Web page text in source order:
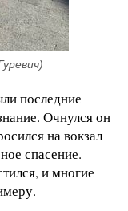
последние
Очнулся он
на вокзал
спасение.
и многие